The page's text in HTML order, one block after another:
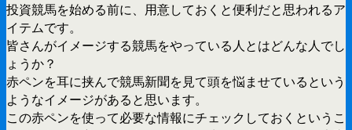
投資競馬を始める前に、用意しておくと便利だと思われるア
イテムです。
皆さんがイメージする競馬をやっている人とはどんな人でし
ょうか？
赤ペンを耳に挟んで競馬新聞を見て頭を悩ませているという
ようなイメージがあると思います。
この赤ペンを使って必要な情報にチェックしておくというこ